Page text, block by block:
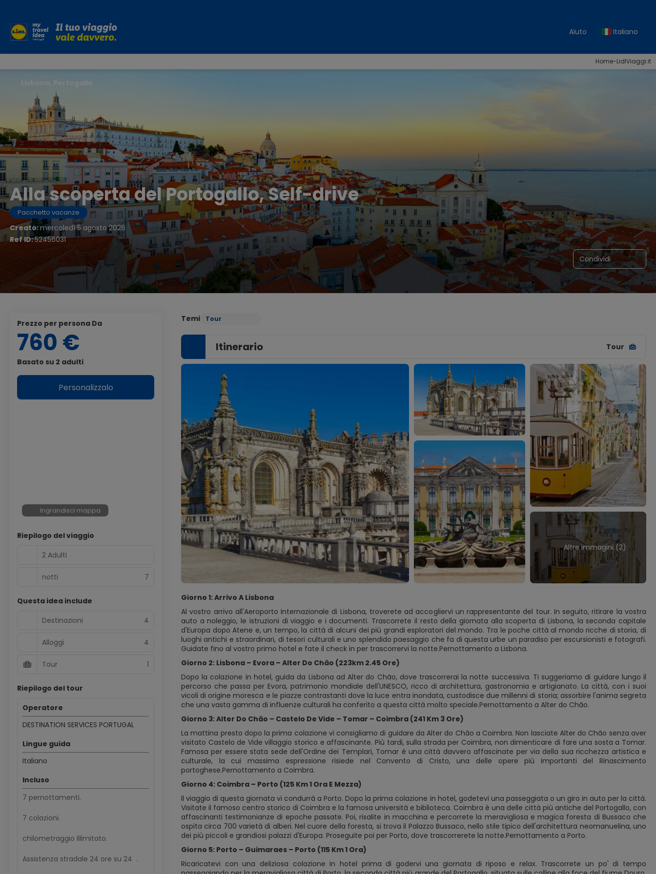
Aiuto Italiano
Home-LidlViaggi.it
Alla scoperta del Portogallo, Self-drive
Pacchetto vacanze
Creato:mercoledì 5 agosto 2026
Ref ID:52456031
Condividi
Lisbona, Portogallo
Temi Tour
Itinerario Tour
Altre immagini (2)
Giorno 1: Arrivo A Lisbona
Al vostro arrivo all'Aeroporto Internazionale di Lisbona, troverete ad accogliervi un rappresentante del tour. In seguito, ritirare la vostra
auto a noleggio, le istruzioni di viaggio e i documenti. Trascorrete il resto della giornata alla scoperta di Lisbona, la seconda capitale
d'Europa dopo Atene e, un tempo, la città di alcuni dei più grandi esploratori del mondo. Tra le poche città al mondo ricche di storia, di
luoghi antichi e straordinari, di tesori culturali e uno splendido paesaggio che fa di questa urbe un paradiso per escursionisti e fotografi.
Guidate fino al vostro primo hotel e fate il check in per trascorrervi la notte.Pernottamento a Lisbona.
Giorno 2: Lisbona – Evora – Alter Do Chão (223km 2.45 Ore)
Dopo la colazione in hotel, guida da Lisbona ad Alter do Chão, dove trascorrerai la notte successiva. Ti suggeriamo di guidare lungo il
percorso che passa per Evora, patrimonio mondiale dell'UNESCO, ricco di architettura, gastronomia e artigianato. La città, con i suoi
vicoli di origine moresca e le piazze contrastanti dove la luce entra inondata, custodisce due millenni di storia; assorbire l'anima segreta
che una vasta gamma di influenze culturali ha conferito a questa città molto speciale.Pernottamento a Alter do Chão.
Giorno 3: Alter Do Chão – Castelo De Vide – Tomar – Coimbra (241 Km 3 Ore)
La mattina presto dopo la prima colazione vi consigliamo di guidare da Alter do Chão a Coimbra. Non lasciate Alter do Chão senza aver
visitato Castelo de Vide villaggio storico e affascinante. Più tardi, sulla strada per Coimbra, non dimenticare di fare una sosta a Tomar.
Famosa per essere stata sede dell'Ordine dei Templari, Tomar è una città davvero affascinate per via della sua ricchezza artistica e
culturale, la cui massima espressione risiede nel Convento di Cristo, una delle opere più importanti del Rinascimento
portoghese.Pernottamento a Coimbra.
Giorno 4: Coimbra – Porto (125 Km 1 Ora E Mezza)
Il viaggio di questa giornata vi condurrà a Porto. Dopo la prima colazione in hotel, godetevi una passeggiata o un giro in auto per la città.
Visitate il famoso centro storico di Coimbra e la famosa università e biblioteca. Coimbra è una delle città più antiche del Portogallo, con
affascinanti testimonianze di epoche passate. Poi, risalite in macchina e percorrete la meravigliosa e magica foresta di Bussaco che
ospita circa 700 varietà di alberi. Nel cuore della foresta, si trova il Palazzo Bussaco, nello stile tipico dell'architettura neomanuelina, uno
dei più piccoli e grandiosi palazzi d'Europa. Proseguite poi per Porto, dove trascorrerete la notte.Pernottamento a Porto.
Giorno 5: Porto – Guimaraes – Porto (115 Km 1 Ora)
Ricaricatevi con una deliziosa colazione in hotel prima di godervi una giornata di riposo e relax. Trascorrete un po' di tempo
Prezzo per persona Da
760 €
Basato su 2 adulti
Personalizzalo
Ingrandisci mappa
Riepilogo del viaggio
2 Adulti
notti 7
Questa idea include
Destinazioni
4
Alloggi 4
Tour 1
Riepilogo del tour
Operatore
DESTINATION SERVICES PORTUGAL
Lingue guida
Italiano
Incluso
7 pernottamenti.
7 colazioni.
chilometraggio illimitato.
Assistenza stradale 24 ore su 24 .